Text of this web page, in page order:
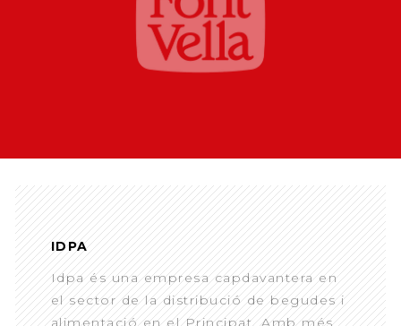
IDPA
Idpa és una empresa capdavantera en
el sector de la distribució de begudes i
alimentació en el Principat. Amb més